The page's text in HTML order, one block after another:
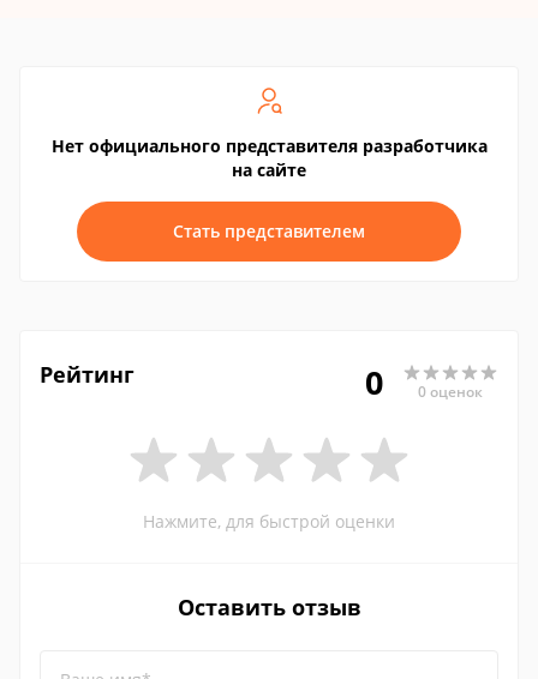
Нет официального представителя разработчика
на сайте
Стать представителем
Рейтинг 0 0 оценок
Нажмите, для быстрой оценки
Оставить отзыв